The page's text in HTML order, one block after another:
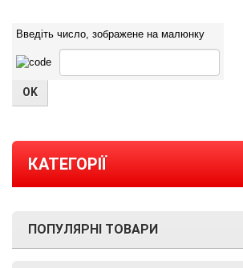
Введіть число, зображене на малюнку
КАТЕГОРІЇ
ПОПУЛЯРНІ ТОВАРИ